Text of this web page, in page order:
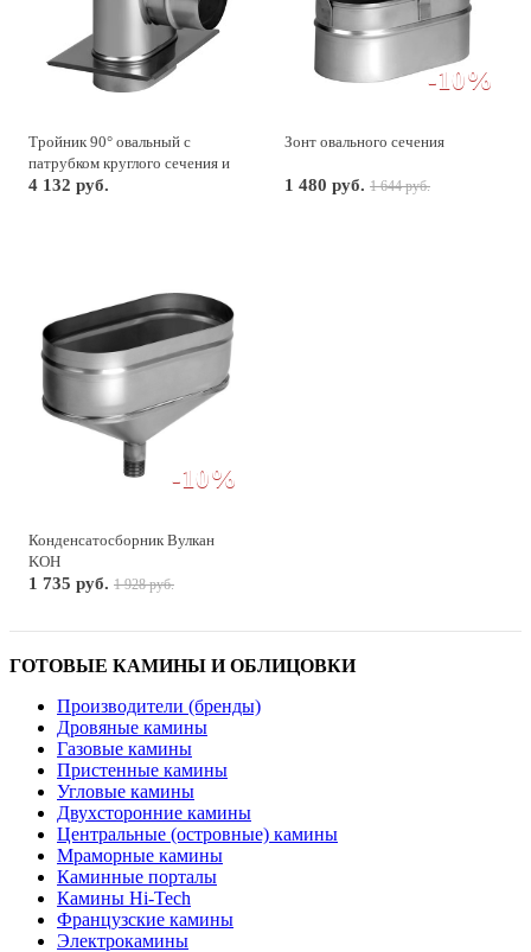
Тройник 90° овальный с
патрубком круглого сечения и
опорной пластиной
4 132 руб.
-10%
Зонт овального сечения
1 480 руб. 1 644 руб.
-10%
Конденсатосборник Вулкан
KOH
1 735 руб. 1 928 руб.
ГОТОВЫЕ КАМИНЫ И ОБЛИЦОВКИ
Производители (бренды)
Дровяные камины
Газовые камины
Пристенные камины
Угловые камины
Двухсторонние камины
Центральные (островные) камины
Мраморные камины
Каминные порталы
Камины Hi-Tech
Французские камины
Электрокамины